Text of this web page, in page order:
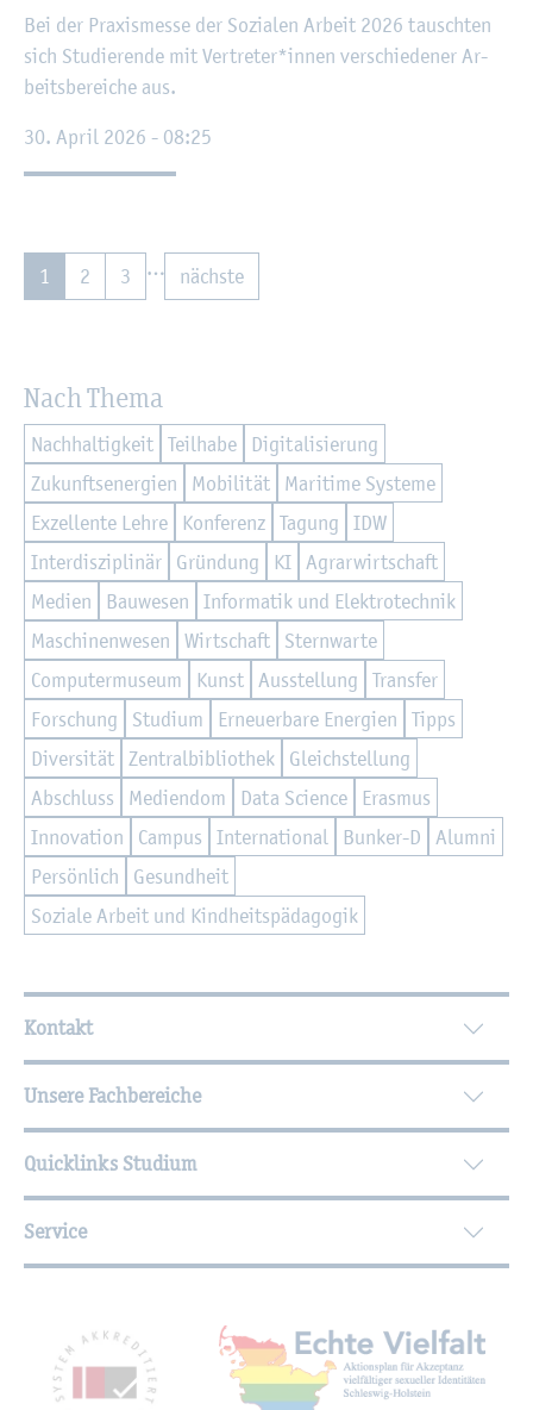
Bei der Pra­xis­mes­se der So­zia­len Ar­beit 2026 tausch­ten
sich Stu­die­ren­de mit Ver­tre­ter*innen ver­schie­de­ner Ar­
beits­be­rei­che aus.
30. April 2026 - 08:25
1 2 3 … nächs­te
Nach Thema
Nach­hal­tig­keit Teil­ha­be
Di­gi­ta­li­sie­rung
Zu­kunfts­en­er­gi­en
Mo­bi­li­tät
Ma­ri­ti­me Sys­te­me
Ex­zel­len­te Lehre
Kon­fe­renz Ta­gung
IDW
In­ter­dis­zi­pli­när
Grün­dung KI Agrar­wirt­schaft
Me­di­en
Bau­we­sen
In­for­ma­tik und Elek­tro­tech­nik
Ma­schi­nen­we­sen
Wirt­schaft
Stern­war­te
Com­pu­ter­mu­se­um
Kunst Aus­stel­lung
Trans­fer
For­schung
Stu­di­um Er­neu­er­ba­re En­er­gi­en
Tipps
Di­ver­si­tät Zen­tral­bi­blio­thek
Gleich­stel­lung
Ab­schluss
Me­di­en­dom Data Sci­ence
Eras­mus
In­no­va­ti­on
Cam­pus In­ter­na­tio­nal Bun­ker-D
Alum­ni
Per­sön­lich
Ge­sund­heit
So­zia­le Ar­beit und Kind­heits­päd­ago­gik
Wei­ter­füh­ren­de In­for­ma­tio­nen
Kontakt
Unsere Fachbereiche
Quicklinks Studium
Service
Mit­glied­schaf­ten,